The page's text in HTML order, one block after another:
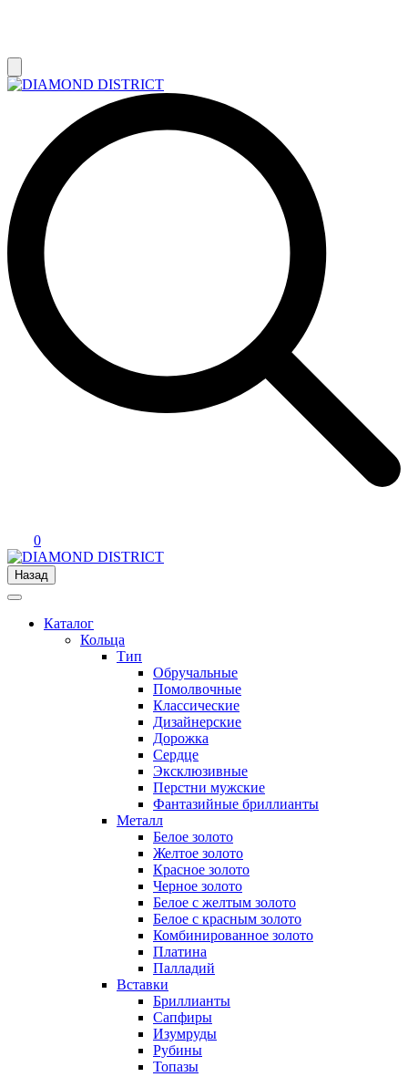
0
Назад
Каталог
Кольца
Тип
Обручальные
Помолвочные
Классические
Дизайнерские
Дорожка
Сердце
Эксклюзивные
Перстни мужские
Фантазийные бриллианты
Металл
Белое золото
Желтое золото
Красное золото
Черное золото
Белое с желтым золото
Белое с красным золото
Комбинированное золото
Платина
Палладий
Вставки
Бриллианты
Сапфиры
Изумруды
Рубины
Топазы